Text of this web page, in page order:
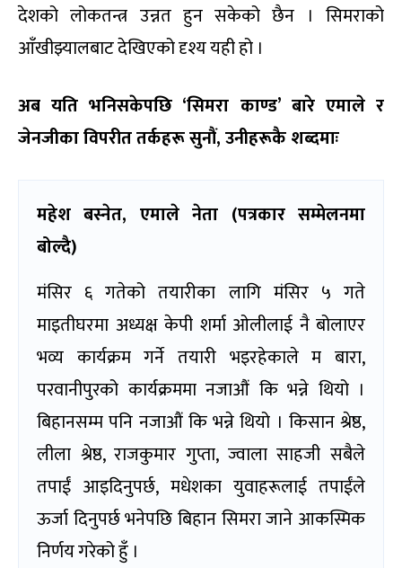
देशको लोकतन्त्र उन्नत हुन सकेको छैन । सिमराको
आँखीझ्यालबाट देखिएको दृश्य यही हो ।
अब यति भनिसकेपछि ‘सिमरा काण्ड’ बारे एमाले र
जेनजीका विपरीत तर्कहरू सुनौं, उनीहरूकै शब्दमाः
महेश बस्नेत, एमाले नेता (पत्रकार सम्मेलनमा
बोल्दै)
मंसिर ६ गतेको तयारीका लागि मंसिर ५ गते
माइतीघरमा अध्यक्ष केपी शर्मा ओलीलाई नै बोलाएर
भव्य कार्यक्रम गर्ने तयारी भइरहेकाले म बारा,
परवानीपुरको कार्यक्रममा नजाऔं कि भन्ने थियो ।
बिहानसम्म पनि नजाऔं कि भन्ने थियो । किसान श्रेष्ठ,
लीला श्रेष्ठ, राजकुमार गुप्ता, ज्वाला साहजी सबैले
तपाईं आइदिनुपर्छ, मधेशका युवाहरूलाई तपाईंले
ऊर्जा दिनुपर्छ भनेपछि बिहान सिमरा जाने आकस्मिक
निर्णय गरेको हुँ ।